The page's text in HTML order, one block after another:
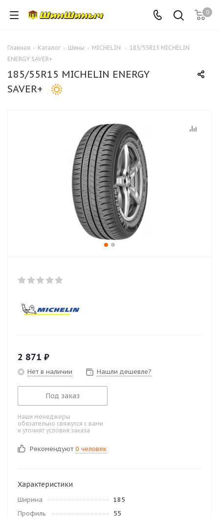
0
Главная - Каталог - Шины - MICHELIN - 185/55R15 MICHELIN
ENERGY SAVER+
185/55R15 MICHELIN ENERGY
SAVER+
2 871 ₽
Нет в наличии Нашли дешевле?
Под заказ
Наши менеджеры
обязательно свяжутся с вами
и уточнят условия заказа
Рекомендуют 0 человек
Характеристики
Ширина
185
Профиль
55